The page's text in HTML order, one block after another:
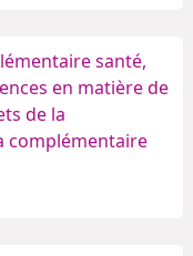
santé,
en matière de
de la
complémentaire